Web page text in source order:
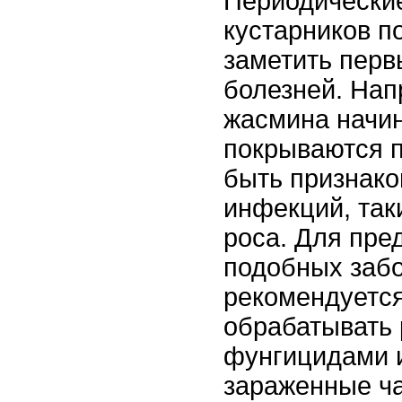
кустарников
заметить
болезней.
жасмина
покрываются
быть
инфекций,
роса. Для
подобных
обрабатывать
фунгицидами
зараженные